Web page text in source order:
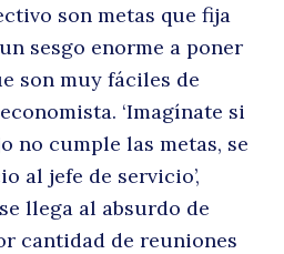
son metas que fija
sesgo enorme a poner
son muy fáciles de
‘Imagínate si
no cumple las metas, se
al jefe de servicio’,
llega al absurdo de
cantidad de reuniones